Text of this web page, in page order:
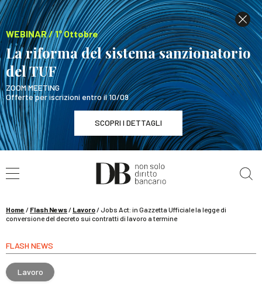
WEBINAR / 1° Ottobre
La riforma del sistema sanzionatorio
del TUF
ZOOM MEETING
Offerte per iscrizioni entro il 10/09
SCOPRI I DETTAGLI
WEBINAR / 1° Ottobre
La riforma del sistema sanzionatorio del TUF
Home / Flash News/ Lavoro/Jobs Act: in Gazzetta Ufficiale la legge di
conversione del decreto sui contratti di lavoro a termine
FLASH NEWS
Lavoro